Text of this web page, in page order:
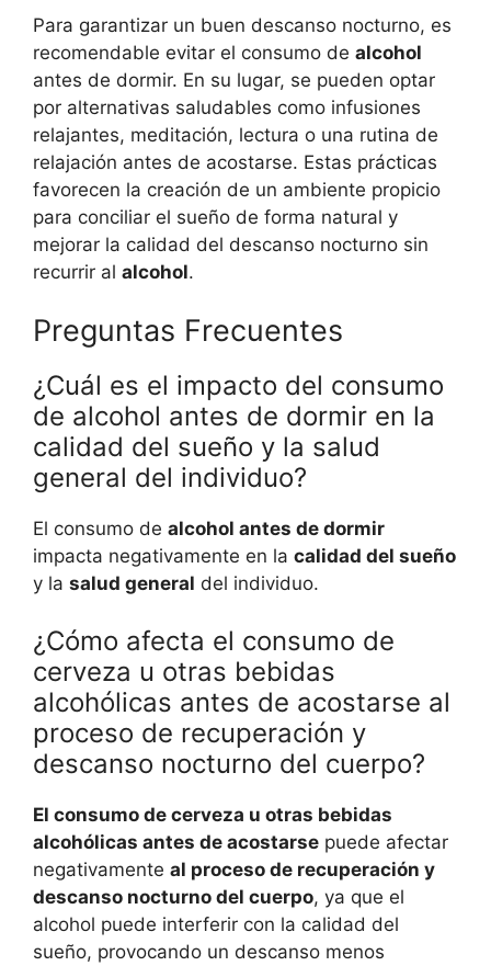
Para garantizar un buen descanso nocturno, es
recomendable evitar el consumo de alcohol
antes de dormir. En su lugar, se pueden optar
por alternativas saludables como infusiones
relajantes, meditación, lectura o una rutina de
relajación antes de acostarse. Estas prácticas
favorecen la creación de un ambiente propicio
para conciliar el sueño de forma natural y
mejorar la calidad del descanso nocturno sin
recurrir al alcohol.
Preguntas Frecuentes
¿Cuál es el impacto del consumo
de alcohol antes de dormir en la
calidad del sueño y la salud
general del individuo?
El consumo de alcohol antes de dormir
impacta negativamente en la calidad del sueño
y la salud general del individuo.
¿Cómo afecta el consumo de
cerveza u otras bebidas
alcohólicas antes de acostarse al
proceso de recuperación y
descanso nocturno del cuerpo?
El consumo de cerveza u otras bebidas
alcohólicas antes de acostarse puede afectar
negativamente al proceso de recuperación y
descanso nocturno del cuerpo, ya que el
alcohol puede interferir con la calidad del
sueño, provocando un descanso menos